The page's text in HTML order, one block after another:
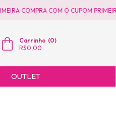
COMPRA COM O CUPOM
Carrinho (0)
R$0,00
OUTLET